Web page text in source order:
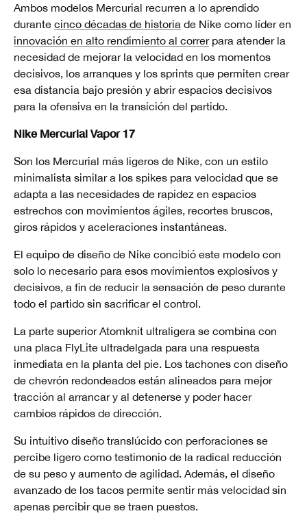
Ambos modelos Mercurial recurren a lo aprendido
durante cinco décadas de historia de Nike como líder en
innovación en alto rendimiento al correrpara atender la
necesidad de mejorar la velocidad en los momentos
decisivos, los arranques y los sprints que permiten crear
esa distancia bajo presión y abrir espacios decisivos
para la ofensiva en la transición del partido.
Nike Mercurial Vapor 17
Son los Mercurial más ligeros de Nike, con un estilo
minimalista similar a los spikes para velocidad que se
adapta a las necesidades de rapidez en espacios
estrechos con movimientos ágiles, recortes bruscos,
giros rápidos y aceleraciones instantáneas.
El equipo de diseño de Nike concibió este modelo con
solo lo necesario para esos movimientos explosivos y
decisivos, a fin de reducir la sensación de peso durante
todo el partido sin sacrificar el control.
La parte superior Atomknit ultraligera se combina con
una placa FlyLite ultradelgada para una respuesta
inmediata en la planta del pie. Los tachones con diseño
de chevrón redondeados están alineados para mejor
tracción al arrancar y al detenerse y poder hacer
cambios rápidos de dirección.
Su intuitivo diseño translúcido con perforaciones se
percibe ligero como testimonio de la radical reducción
de su peso y aumento de agilidad. Además, el diseño
avanzado de los tacos permite sentir más velocidad sin
apenas percibir que se traen puestos.